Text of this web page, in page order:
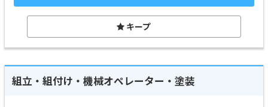
キープ
組立・組付け・機械オペレーター・塗装